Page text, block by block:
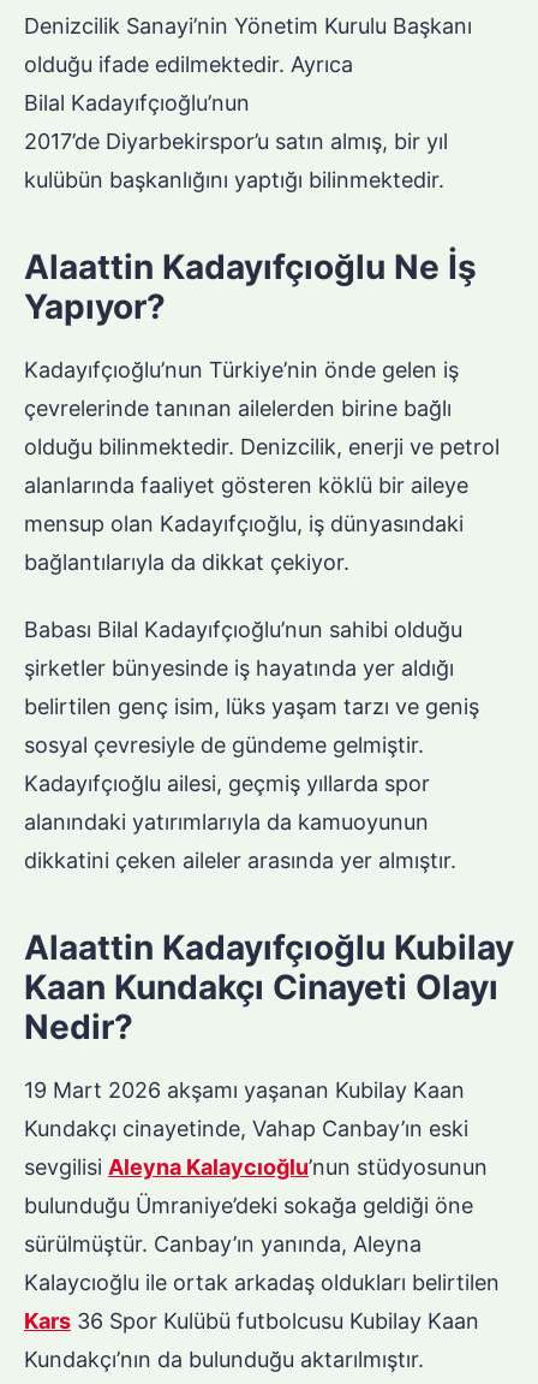
Denizcilik Sanayi’nin Yönetim Kurulu Başkanı
olduğu ifade edilmektedir. Ayrıca
Bilal Kadayıfçıoğlu’nun
2017’de Diyarbekirspor’u satın almış, bir yıl
kulübün başkanlığını yaptığı bilinmektedir.
Alaattin Kadayıfçıoğlu Ne İş
Yapıyor?
Kadayıfçıoğlu’nun Türkiye’nin önde gelen iş
çevrelerinde tanınan ailelerden birine bağlı
olduğu bilinmektedir. Denizcilik, enerji ve petrol
alanlarında faaliyet gösteren köklü bir aileye
mensup olan Kadayıfçıoğlu, iş dünyasındaki
bağlantılarıyla da dikkat çekiyor.
Babası Bilal Kadayıfçıoğlu’nun sahibi olduğu
şirketler bünyesinde iş hayatında yer aldığı
belirtilen genç isim, lüks yaşam tarzı ve geniş
sosyal çevresiyle de gündeme gelmiştir.
Kadayıfçıoğlu ailesi, geçmiş yıllarda spor
alanındaki yatırımlarıyla da kamuoyunun
dikkatini çeken aileler arasında yer almıştır.
Alaattin Kadayıfçıoğlu Kubilay
Kaan Kundakçı Cinayeti Olayı
Nedir?
19 Mart 2026 akşamı yaşanan Kubilay Kaan
Kundakçı cinayetinde, Vahap Canbay’ın eski
sevgilisi Aleyna Kalaycıoğlu’nun stüdyosunun
bulunduğu Ümraniye’deki sokağa geldiği öne
sürülmüştür. Canbay’ın yanında, Aleyna
Kalaycıoğlu ile ortak arkadaş oldukları belirtilen
Kars 36 Spor Kulübü futbolcusu Kubilay Kaan
Kundakçı’nın da bulunduğu aktarılmıştır.